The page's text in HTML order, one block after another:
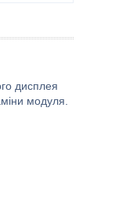
дисплея
модуля.